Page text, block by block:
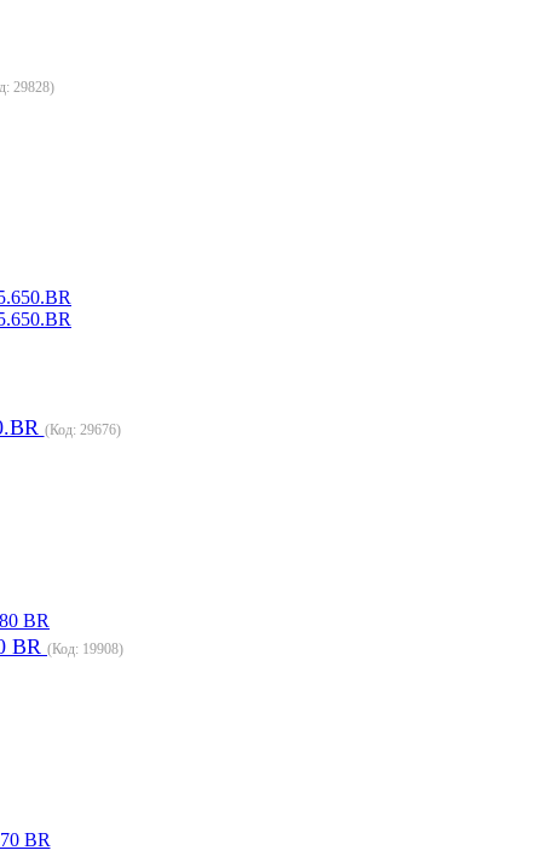
29828)
(Код: 29676)
BR (Код: 19908)